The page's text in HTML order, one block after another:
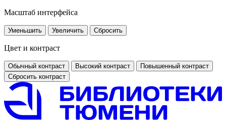
Масштаб интерфейса
Уменьшить Увеличить Сбросить
Цвет и контраст
Обычный контраст Высокий контраст
Повышенный контраст
Сбросить контраст